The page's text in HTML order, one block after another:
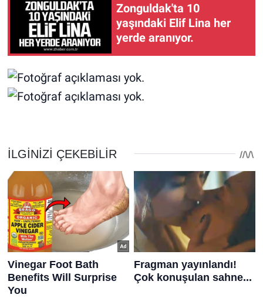
Zonguldak'ta 10
yaşındaki Elif Lina her
yerde aranıyor.